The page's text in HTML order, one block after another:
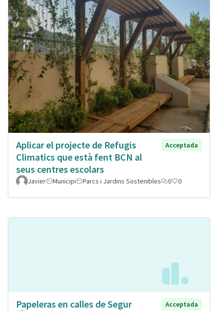
Aplicar el projecte de Refugis
Climatics que està fent BCN al
seus centres escolars
Acceptada
Javier Municipi Parcs i Jardins Sostenibles 0 0
Papeleras en calles de Segur
Acceptada